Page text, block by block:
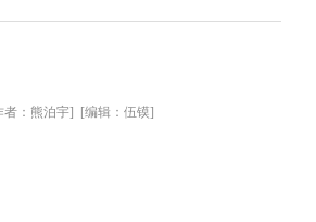
者：熊泊宇] [编辑：伍镆]